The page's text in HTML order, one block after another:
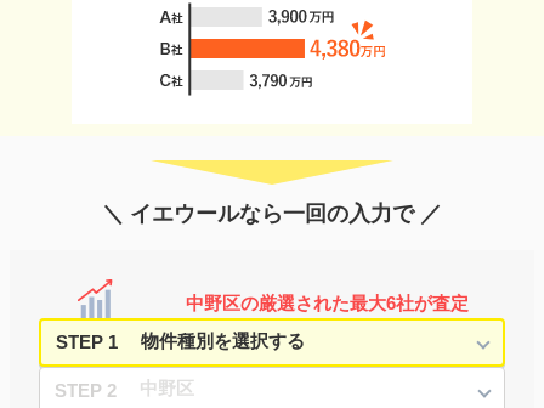
＼ イエウールなら一回の入力で ／
中野区の厳選された最大6社が査定
STEP 1
STEP 2